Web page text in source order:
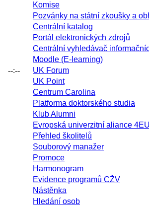
--:--
Komise
Pozvánky na státní zkoušky a
Centrální katalog
Portál elektronických zdrojů
Centrální vyhledávač
Moodle (E-learning)
UK Forum
UK Point
Centrum Carolina
Platforma doktorského studia
Klub Alumni
Evropská univerzitní aliance
Přehled školitelů
Souborový manažer
Promoce
Harmonogram
Evidence programů CŽV
Nástěnka
Hledání osob